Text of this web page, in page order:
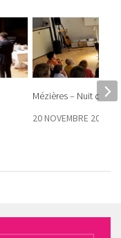
Mézières – Nuit du
20 NOVEMBRE 2025